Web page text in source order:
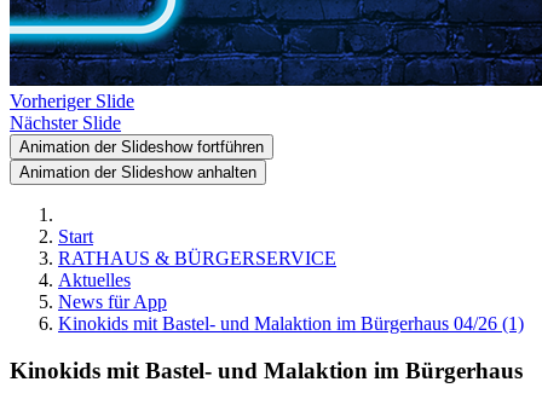
Vorheriger Slide
Nächster Slide
Animation der Slideshow fortführen
Animation der Slideshow anhalten
Start
RATHAUS & BÜRGERSERVICE
Aktuelles
News für App
Kinokids mit Bastel- und Malaktion im Bürgerhaus 04/26 (1)
Kinokids mit Bastel- und Malaktion im Bürgerhaus